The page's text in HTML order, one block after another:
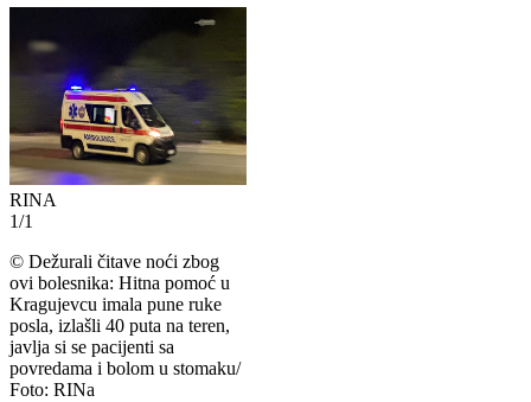
RINA
1/1
© Dežurali čitave noći zbog
ovi bolesnika: Hitna pomoć u
Kragujevcu imala pune ruke
posla, izlašli 40 puta na teren,
javlja si se pacijenti sa
povredama i bolom u stomaku/
Foto: RINa